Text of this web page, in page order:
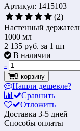
Артикул: 1415103
(2)
Настенный
1000 мл
2 135 руб. за 1 шт
В наличии
-
В корзину
Нашли дешевле?
Сравнить
Отложить
Доставка 3-5 дней
Способы оплаты